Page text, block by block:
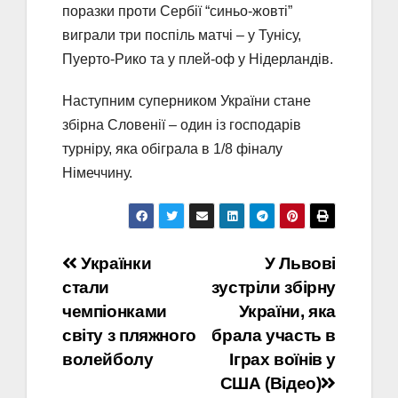
поразки проти Сербії “синьо-жовті”
виграли три поспіль матчі – у Тунісу,
Пуерто-Рико та у плей-оф у Нідерландів.
Наступним суперником України стане
збірна Словенії – один із господарів
турніру, яка обіграла в 1/8 фіналу
Німеччину.
Навігація
записів
У Львові
зустріли збірну
України, яка
брала участь в
Іграх воїнів у
США (Відео)
Українки
стали
чемпіонками
світу з пляжного
волейболу